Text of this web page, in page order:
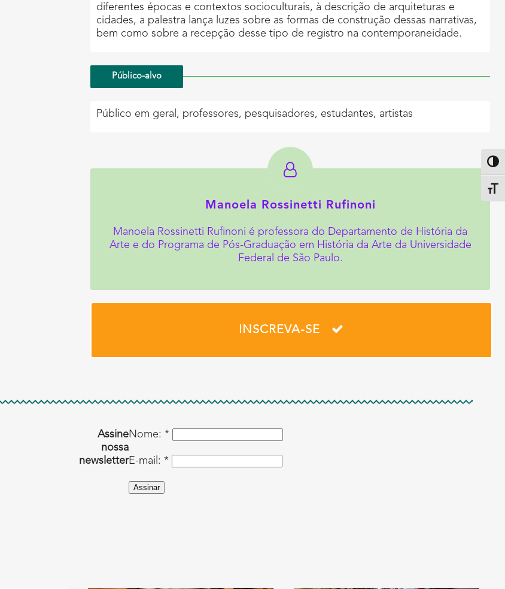
diferentes épocas e contextos socioculturais, à descrição de arquiteturas e
cidades, a palestra lança luzes sobre as formas de construção dessas narrativas,
bem como sobre a recepção desse tipo de registro na contemporaneidade.
Público-alvo
Público em geral, professores, pesquisadores, estudantes, artistas
Manoela Rossinetti Rufinoni
Manoela Rossinetti Rufinoni é professora do Departamento de História da
Arte e do Programa de Pós-Graduação em História da Arte da Universidade
Federal de São Paulo.
INSCREVA-SE
Assine
nossa
newsletter
Nome: *
E-mail: *
Assinar